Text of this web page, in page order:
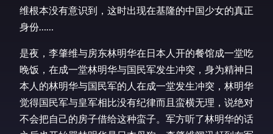
维根本没有意识到，这时出现在基隆的中国少女的真正
身份……
是夜，李肇维与房东林明华在日本人开的餐馆成一堂吃
晚饭，在成一堂林明华与国民军发生冲突，身为精神日
本人的林明华与国民军的人在成一堂发生冲突，林明华
觉得国民军与皇军相比没有纪律而且蛮横无理，说绝对
不会把自己的房子借给这种蛮子。军方听了林明华的话